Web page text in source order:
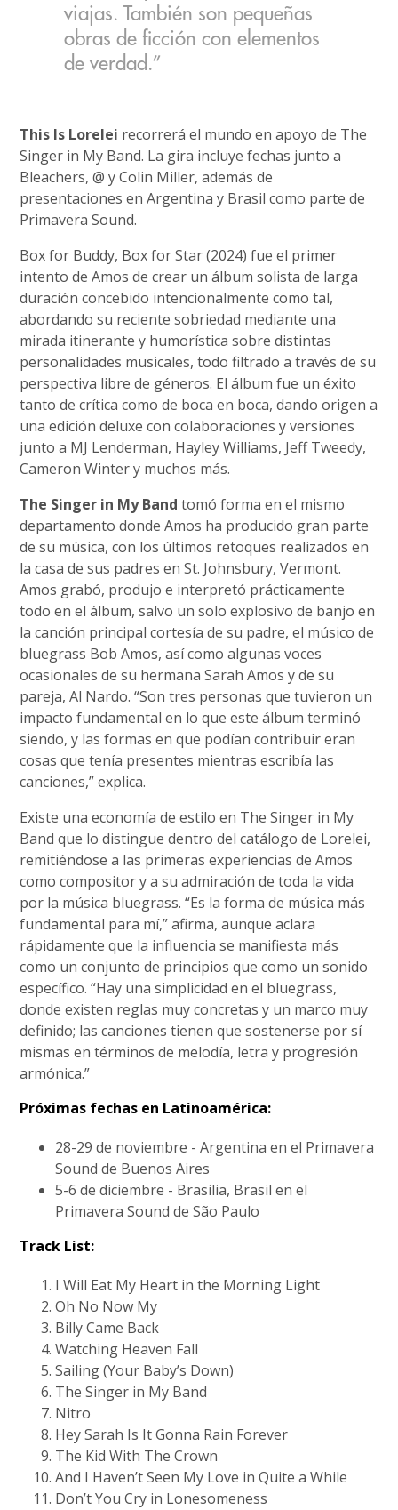
viajas. También son pequeñas
obras de ficción con elementos
de verdad.”
This Is Lorelei recorrerá el mundo en apoyo de The
Singer in My Band. La gira incluye fechas junto a
Bleachers, @ y Colin Miller, además de
presentaciones en Argentina y Brasil como parte de
Primavera Sound.
Box for Buddy, Box for Star (2024) fue el primer
intento de Amos de crear un álbum solista de larga
duración concebido intencionalmente como tal,
abordando su reciente sobriedad mediante una
mirada itinerante y humorística sobre distintas
personalidades musicales, todo filtrado a través de su
perspectiva libre de géneros. El álbum fue un éxito
tanto de crítica como de boca en boca, dando origen a
una edición deluxe con colaboraciones y versiones
junto a MJ Lenderman, Hayley Williams, Jeff Tweedy,
Cameron Winter y muchos más.
The Singer in My Band tomó forma en el mismo
departamento donde Amos ha producido gran parte
de su música, con los últimos retoques realizados en
la casa de sus padres en St. Johnsbury, Vermont.
Amos grabó, produjo e interpretó prácticamente
todo en el álbum, salvo un solo explosivo de banjo en
la canción principal cortesía de su padre, el músico de
bluegrass Bob Amos, así como algunas voces
ocasionales de su hermana Sarah Amos y de su
pareja, Al Nardo. “Son tres personas que tuvieron un
impacto fundamental en lo que este álbum terminó
siendo, y las formas en que podían contribuir eran
cosas que tenía presentes mientras escribía las
canciones,” explica.
Existe una economía de estilo en The Singer in My
Band que lo distingue dentro del catálogo de Lorelei,
remitiéndose a las primeras experiencias de Amos
como compositor y a su admiración de toda la vida
por la música bluegrass. “Es la forma de música más
fundamental para mí,” afirma, aunque aclara
rápidamente que la influencia se manifiesta más
como un conjunto de principios que como un sonido
específico. “Hay una simplicidad en el bluegrass,
donde existen reglas muy concretas y un marco muy
definido; las canciones tienen que sostenerse por sí
mismas en términos de melodía, letra y progresión
armónica.”
Próximas fechas en Latinoamérica:
28-29 de noviembre - Argentina en el Primavera
Sound de Buenos Aires
5-6 de diciembre - Brasilia, Brasil en el
Primavera Sound de São Paulo
Track List:
I Will Eat My Heart in the Morning Light
Oh No Now My
Billy Came Back
Watching Heaven Fall
Sailing (Your Baby’s Down)
The Singer in My Band
Nitro
Hey Sarah Is It Gonna Rain Forever
The Kid With The Crown
And I Haven’t Seen My Love in Quite a While
Don’t You Cry in Lonesomeness